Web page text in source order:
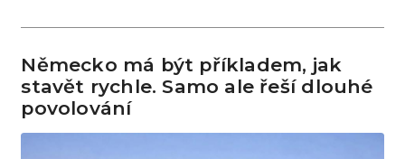
Německo má být příkladem, jak
stavět rychle. Samo ale řeší dlouhé
povolování